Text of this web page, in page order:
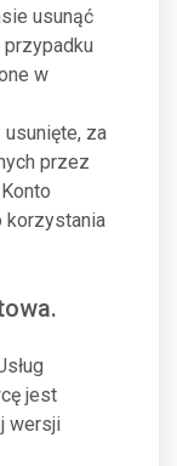
usunąć
w
za
przez
korzystania
jest
wersji